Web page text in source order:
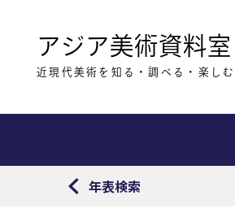
アジア美術資料室
近現代美術を知る・調べる・楽しむ
年表検索